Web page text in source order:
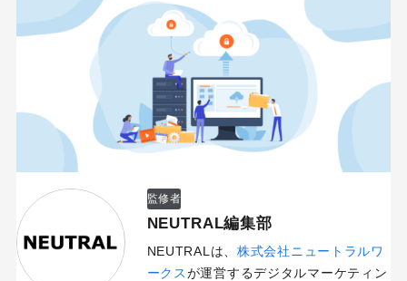
監修者
NEUTRAL編集部
NEUTRALは、 株式会社ニュートラルワ
ークスが運営するデジタルマーケティン